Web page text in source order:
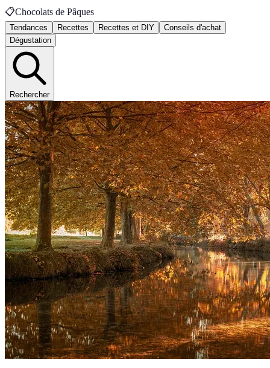
📋Chocolats de Pâques
Tendances Recettes Recettes et DIY
Conseils d'achat
Dégustation
Rechercher